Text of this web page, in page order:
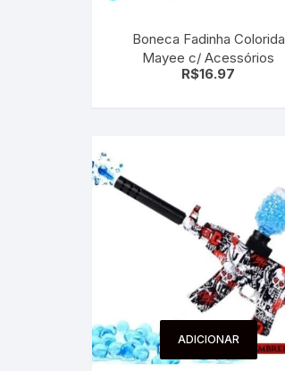
Boneca Fadinha Colorida
Mayee c/ Acessórios
R$16.97
ADICIONAR